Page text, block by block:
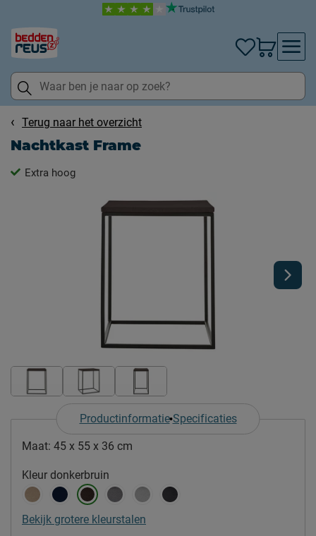
Terug naar het overzicht
Nachtkast Frame
Extra hoog
Productinformatie Specificaties
Maat: 45 x 55 x 36 cm
Kleur donkerbruin
Bekijk grotere kleurstalen